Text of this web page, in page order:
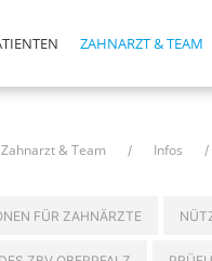
ZAHNARZT & TEAM
Zahnarzt & Team Infos
FÜR ZAHNÄRZTE